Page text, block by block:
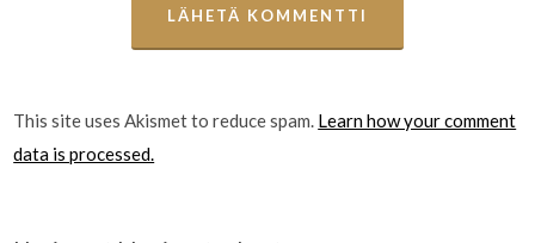
This site uses Akismet to reduce spam. Learn how your comment
data is processed.